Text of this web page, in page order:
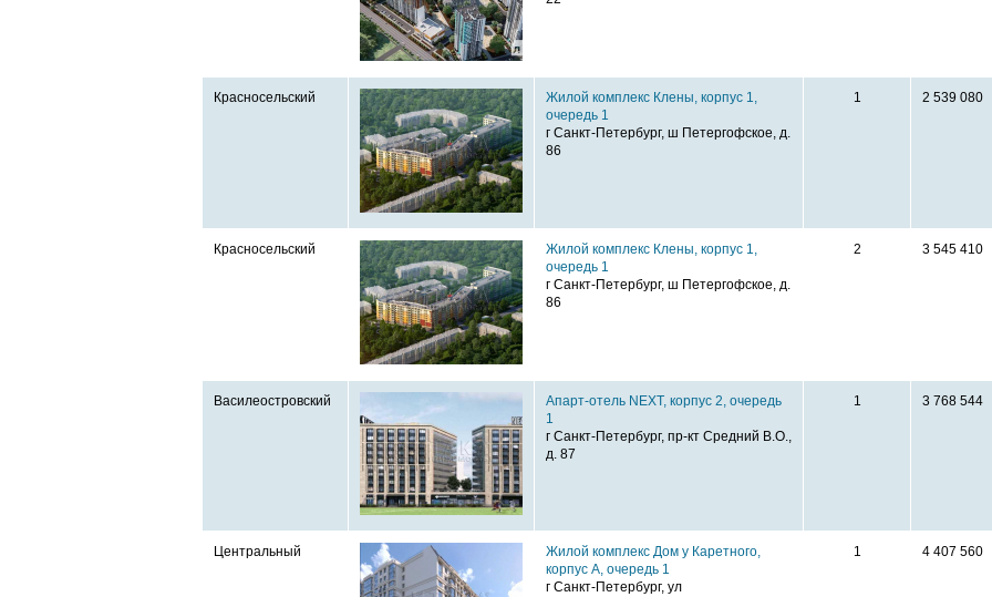
Красносельский
Жилой комплекс Клены, корпус 1,
очередь 1
г Санкт-Петербург, ш Петергофское, д.
86
1 2 539 080
Красносельский
Жилой комплекс Клены, корпус 1,
очередь 1
г Санкт-Петербург, ш Петергофское, д.
86
2 3 545 410
Василеостровский
Апарт-отель NEXT, корпус 2, очередь
1
г Санкт-Петербург, пр-кт Средний В.О.,
д. 87
1 3 768 544
Центральный
Жилой комплекс Дом у Каретного,
корпус А, очередь 1
г Санкт-Петербург, ул
1 4 407 560